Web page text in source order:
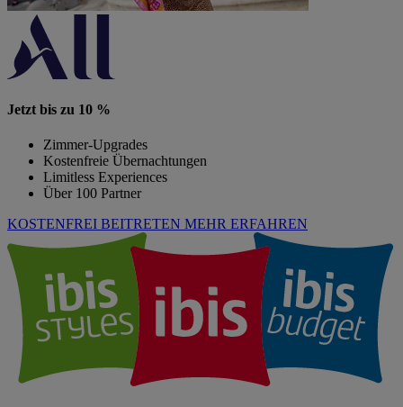
Jetzt bis zu 10 %
Zimmer-Upgrades
Kostenfreie Übernachtungen
Limitless Experiences
Über 100 Partner
KOSTENFREI BEITRETEN MEHR ERFAHREN